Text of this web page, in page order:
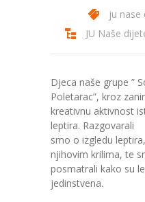
---- Poletarac
---- Snjeguljica
---- Zeko
---- Zvjezdica
---- Zvončica
-- Stručni tim
ju nase
JU Naše
Djeca naše grupe ”
Poletarac”, kroz
kreativnu aktivnost
leptira. Razgovarali
smo o izgledu
njihovim krilima, te
posmatrali kako su
jedinstvena.